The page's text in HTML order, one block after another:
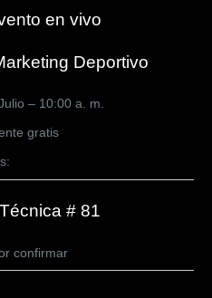
en vivo
Deportivo
– 10:00 a. m.
gratis
# 81
confirmar